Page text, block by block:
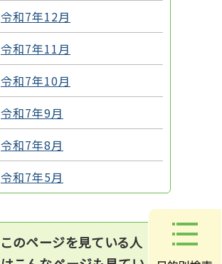
令和7年12月
令和7年11月
令和7年10月
令和7年9月
令和7年8月
令和7年5月
このページを見ている人